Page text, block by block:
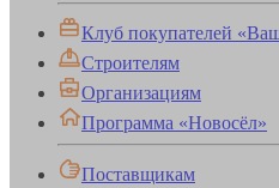
Клуб покупателей
Строителям
Организациям
Программа «Новосёл»
Поставщикам